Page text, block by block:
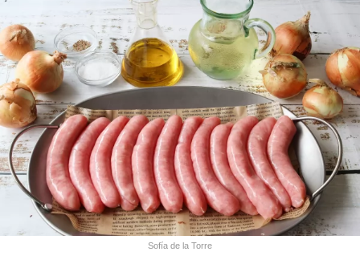
Sofía de la Torre